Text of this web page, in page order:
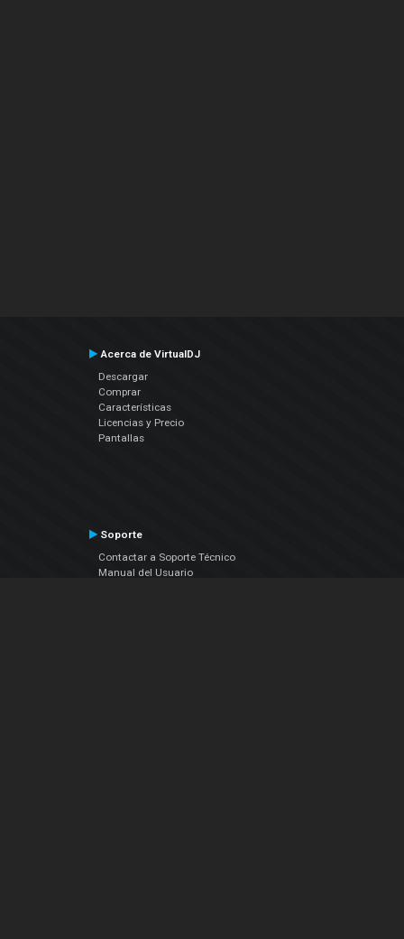
Acerca de VirtualDJ
Descargar
Comprar
Características
Licencias y Precio
Pantallas
Soporte
Contactar a Soporte Técnico
Manual del Usuario